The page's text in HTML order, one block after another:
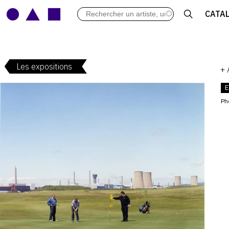
ARCHIVES DES EXPOSITIONS
Les expositions +